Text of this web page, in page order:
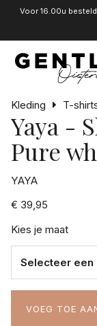
Voor 16.00u
Kleding T-
Yaya -
Pure
YAYA
€ 39,95
Kies je maat
VOEG TOE